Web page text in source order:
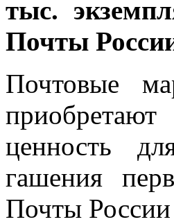
тыс.
Почты
Почтовые
ценность
гашения
Почты